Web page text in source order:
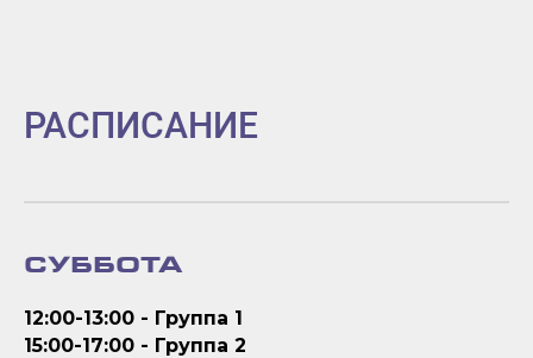
РАСПИСАНИЕ
СУББОТА
12:00-13:00 - Группа 1
15:00-17:00 - Группа 2